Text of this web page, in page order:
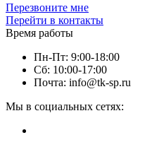
Перезвоните мне
Перейти в контакты
Время работы
Пн-Пт: 9:00-18:00
Сб: 10:00-17:00
Почта: info@tk-sp.ru
Мы в социальных сетях: